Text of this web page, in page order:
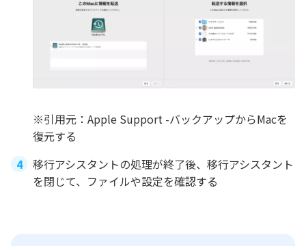
※引用元：Apple Support -バックアップからMacを
復元する
移行アシスタントの処理が終了後、移行アシスタント
を閉じて、ファイルや設定を確認する